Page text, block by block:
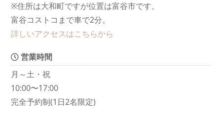
※住所は大和町ですが位置は富谷市です。
富谷コストコまで車で2分。
詳しいアクセスはこちらから
営業時間
月～土・祝
10:00〜17:00
完全予約制(1日2名限定)